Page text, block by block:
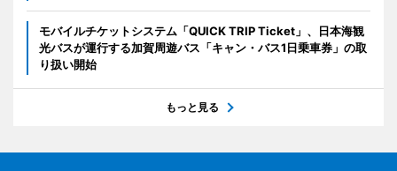
モバイルチケットシステム「QUICK TRIP Ticket」、日本海観
光バスが運行する加賀周遊バス「キャン・バス1日乗車券」の取
り扱い開始
もっと見る